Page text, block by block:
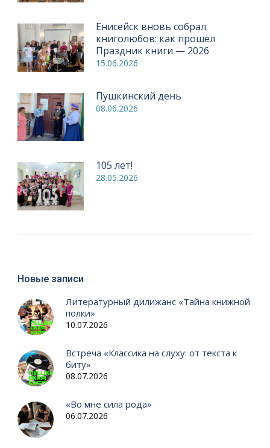
Енисейск вновь собрал
книголюбов: как прошел
Праздник книги — 2026
15.06.2026
Пушкинский день
08.06.2026
105 лет!
28.05.2026
Новые записи
Литературный дилижанс «Тайна книжной
полки»
10.07.2026
Встреча «Классика на слуху: от текста к
биту»
08.07.2026
«Во мне сила рода»
06.07.2026